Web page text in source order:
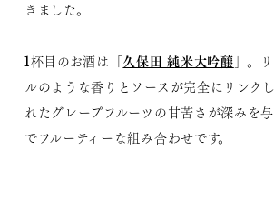
きました。
1杯目のお酒は「久保田 純米大吟醸 」。
ルのような香りとソースが完全にリンク
れたグレープフルーツの甘苦さが深みを
でフルーティーな組み合わせです。